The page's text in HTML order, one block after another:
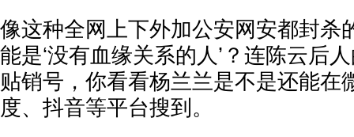
像这种全网上下外加公安网安都封杀
能是‘没有血缘关系的人’？连陈云后
贴销号，你看看杨兰兰是不是还能在
度、抖音等平台搜到。